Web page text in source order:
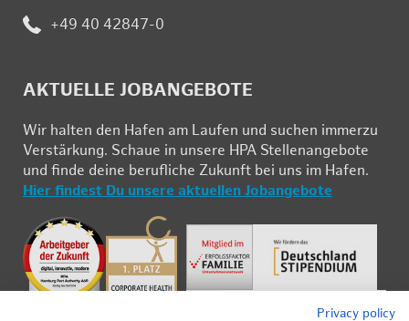
Te­
fon:
+49 40 42847-0
AK­TU­EL­LE JOB­AN­GE­BO­TE
Wir hal­ten den Ha­fen am Lau­fen und su­chen im­mer­zu
Ver­stär­kung. Schau­e in un­se­re HPA Stel­len­an­ge­bo­te
und fin­de deine be­ruf­li­che Zu­kunft bei uns im Ha­fen.
Hier fin­dest Du un­se­re ak­tu­el­len Job­an­ge­bo­te
Pri­vacy pol­icy